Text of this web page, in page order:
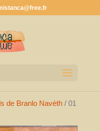
de Branlo Navèth/ 01